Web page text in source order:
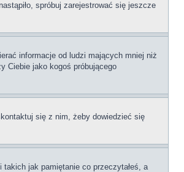
spróbuj zarejestrować się jeszcze
informacje od ludzi mających mniej niż
Ciebie jako kogoś próbującego
się z nim, żeby dowiedzieć się
jak pamiętanie co przeczytałeś, a